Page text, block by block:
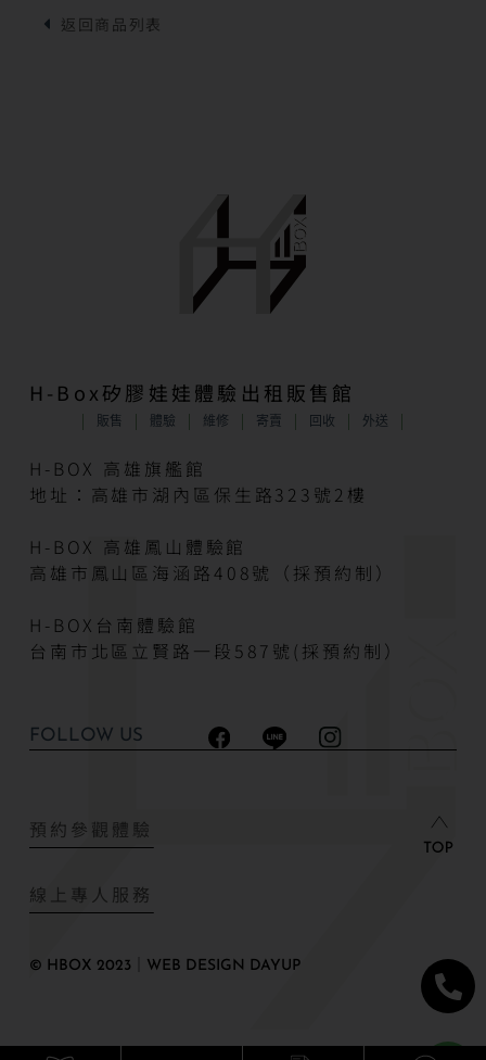
H-Box矽膠娃娃體驗出租販售館
販售 體驗 維修 寄賣 回收 外送
H-BOX 高雄旗艦館
地址：高雄市湖內區保生路323號2樓
H-BOX 高雄鳳山體驗館
高雄市鳳山區海涵路408號（採預約制）
H-BOX台南體驗館
台南市北區立賢路一段587號(採預約制）
FOLLOW US
預約參觀體驗
線上專人服務
© HBOX 2023｜WEB DESIGN DAYUP